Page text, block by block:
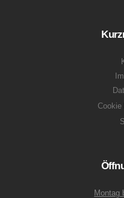
Cookie
Montag